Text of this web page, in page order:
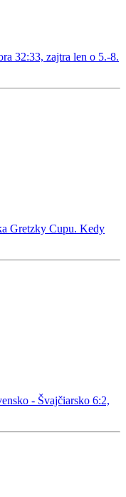
32:33, zajtra len o 5.-8.
Gretzky Cupu. Kedy
- Švajčiarsko 6:2,